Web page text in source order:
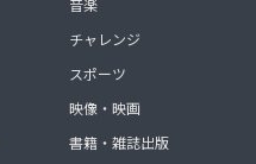
チャレンジ
スポーツ
映像・映画
書籍・雑誌出版